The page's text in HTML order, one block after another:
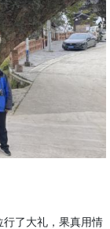
了大礼，果真用情